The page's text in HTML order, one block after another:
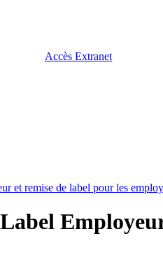
Accès Extranet
et remise de label pour les